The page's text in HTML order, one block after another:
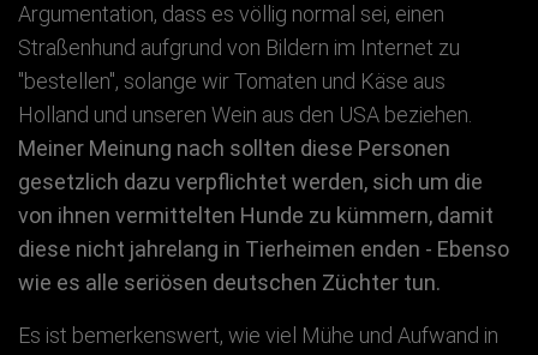
Argumentation, dass es völlig normal sei, einen
Straßenhund aufgrund von Bildern im Internet zu
"bestellen", solange wir Tomaten und Käse aus
Holland und unseren Wein aus den USA beziehen.
Meiner Meinung nach sollten diese Personen
gesetzlich dazu verpflichtet werden, sich um die
von ihnen vermittelten Hunde zu kümmern, damit
diese nicht jahrelang in Tierheimen enden - Ebenso
wie es alle seriösen deutschen Züchter tun.
Es ist bemerkenswert, wie viel Mühe und Aufwand in